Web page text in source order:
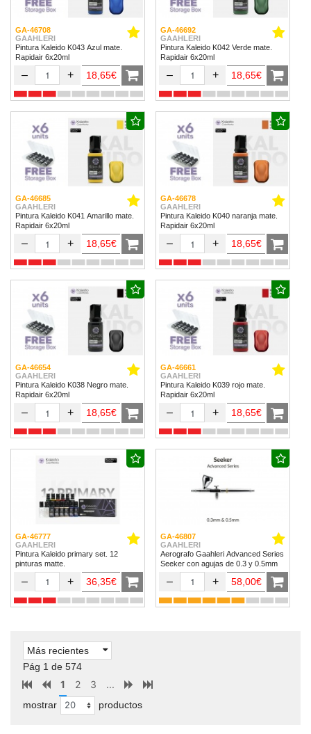
GA-46708
GAAHLERI
Pintura Kaleido K043 Azul mate.
Rapidair 6x20ml
– + 18,65€
GA-46692
GAAHLERI
Pintura Kaleido K042 Verde mate.
Rapidair 6x20ml
– + 18,65€
GA-46685
GAAHLERI
Pintura Kaleido K041 Amarillo mate.
Rapidair 6x20ml
– + 18,65€
GA-46678
GAAHLERI
Pintura Kaleido K040 naranja mate.
Rapidair 6x20ml
– + 18,65€
GA-46654
GAAHLERI
Pintura Kaleido K038 Negro mate.
Rapidair 6x20ml
– + 18,65€
GA-46661
GAAHLERI
Pintura Kaleido K039 rojo mate.
Rapidair 6x20ml
– + 18,65€
GA-46777
GAAHLERI
Pintura Kaleido primary set. 12
pinturas matte.
– + 36,35€
GA-46807
GAAHLERI
Aerografo Gaahleri Advanced Series
Seeker con agujas de 0.3 y 0.5mm
– + 58,00€
Más recientes
Pág 1 de 574
1 2 3 ...
mostrar productos